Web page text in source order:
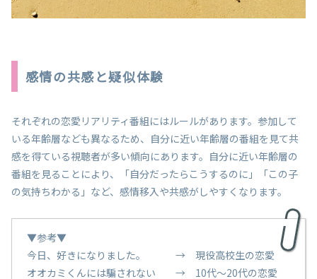
感情の共感と疑似体験
それぞれの恋愛リアリティ番組にはルールがあります。参加して
いる年齢層なども異なるため、自分に近い年齢層の番組を見て共
感を得ている視聴者が多い傾向にあります。自分に近い年齢層の
番組を見ることにより、「自分だったらこうするのに」「この子
の気持ちわかる」など、感情移入や共感がしやすくなります。
▼参考▼
今日、好きになりました。 → 現役高校生の恋愛
オオカミくんには騙されない → 10代～20代の恋愛